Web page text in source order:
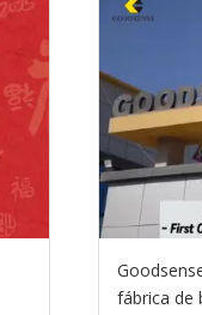
fábrica de